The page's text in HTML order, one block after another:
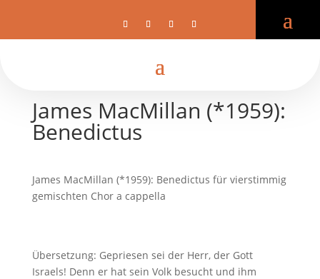
James MacMillan (*1959):
Benedictus
James MacMillan (*1959): Benedictus für vierstimmig
gemischten Chor a cappella
Übersetzung: Gepriesen sei der Herr, der Gott
Israels! Denn er hat sein Volk besucht und ihm